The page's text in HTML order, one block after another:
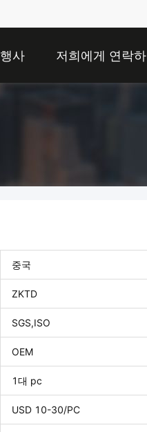
행사 저희에게 연락하
중국
ZKTD
SGS,ISO
OEM
1대 pc
USD 10-30/PC